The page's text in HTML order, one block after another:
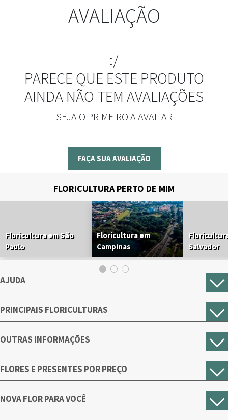
AVALIAÇÃO
:/
PARECE QUE ESTE PRODUTO
AINDA NÃO TEM AVALIAÇÕES
SEJA O PRIMEIRO A AVALIAR
FAÇA SUA AVALIAÇÃO
FLORICULTURA PERTO DE MIM
Floricultura em São
Paulo
Floricultura em
Campinas
Salvador
AJUDA
PRINCIPAIS FLORICULTURAS
OUTRAS INFORMAÇÕES
FLORES E PRESENTES POR PREÇO
NOVA FLOR PARA VOCÊ